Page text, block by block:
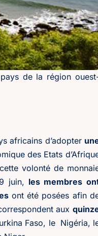
de la région
africains d’adopter
des Etats
volonté de
juin, les membres
ont été posées afin
aux
Faso, le Nigéria,